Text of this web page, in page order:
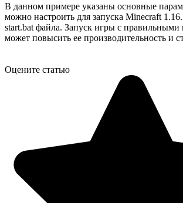
В данном примере указаны основные
можно настроить для запуска Minecraft
start.bat файла. Запуск игры с правильными
может повысить ее производительность и
Оцените статью